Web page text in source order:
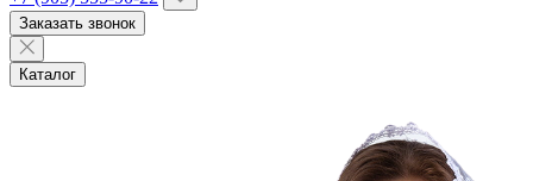
Заказать звонок
Каталог